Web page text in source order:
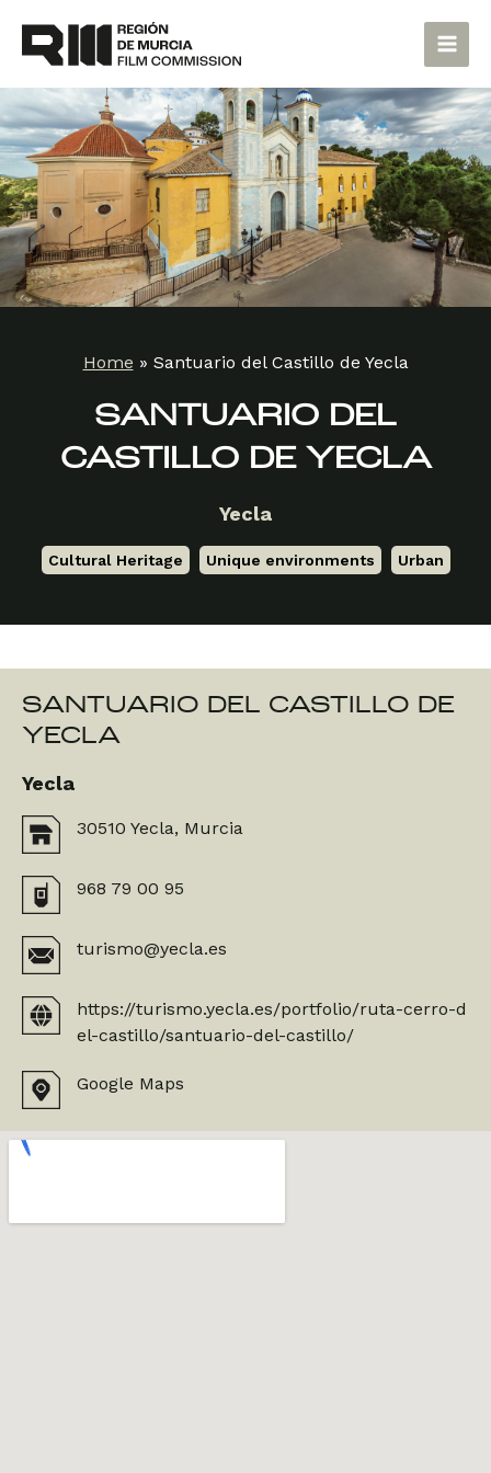
content
Main
Home » Santuario del Castillo de Yecla
SANTUARIO DEL
CASTILLO DE YECLA
Yecla
Cultural Heritage Unique environments Urban
SANTUARIO DEL CASTILLO DE
YECLA
Yecla
30510 Yecla, Murcia
968 79 00 95
turismo@yecla.es
https://turismo.yecla.es/portfolio/ruta-cerro-d
el-castillo/santuario-del-castillo/
Google Maps